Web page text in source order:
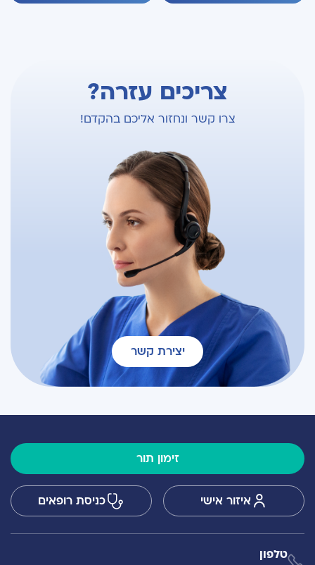
צריכים עזרה?
צרו קשר ונחזור אליכם בהקדם!
יצירת קשר
זימון תור
איזור אישי כניסת רופאים
טלפון